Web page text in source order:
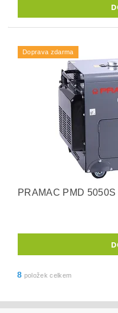
Doprava zdarma
PRAMAC PMD
8 položek celkem